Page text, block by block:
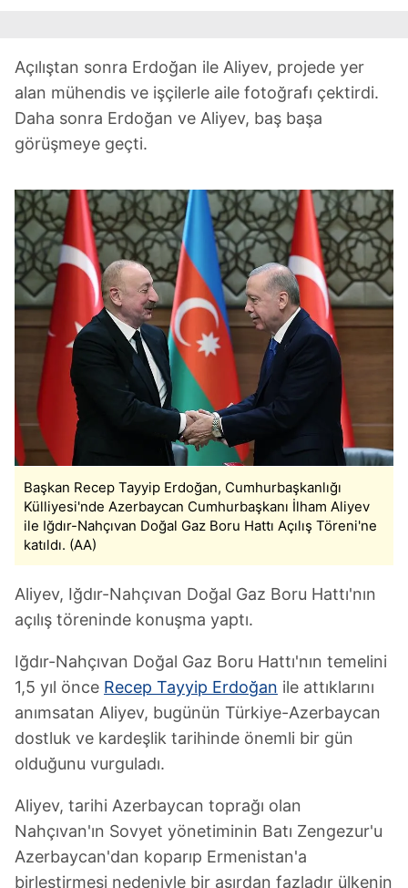
Açılıştan sonra Erdoğan ile Aliyev, projede yer
alan mühendis ve işçilerle aile fotoğrafı çektirdi.
Daha sonra Erdoğan ve Aliyev, baş başa
görüşmeye geçti.
Başkan Recep Tayyip Erdoğan, Cumhurbaşkanlığı
Külliyesi'nde Azerbaycan Cumhurbaşkanı İlham Aliyev
ile Iğdır-Nahçıvan Doğal Gaz Boru Hattı Açılış Töreni'ne
katıldı. (AA)
Aliyev, Iğdır-Nahçıvan Doğal Gaz Boru Hattı'nın
açılış töreninde konuşma yaptı.
Iğdır-Nahçıvan Doğal Gaz Boru Hattı'nın temelini
1,5 yıl önce Recep Tayyip Erdoğan ile attıklarını
anımsatan Aliyev, bugünün Türkiye-Azerbaycan
dostluk ve kardeşlik tarihinde önemli bir gün
olduğunu vurguladı.
Aliyev, tarihi Azerbaycan toprağı olan
Nahçıvan'ın Sovyet yönetiminin Batı Zengezur'u
Azerbaycan'dan koparıp Ermenistan'a
birleştirmesi nedeniyle bir asırdan fazladır ülkenin